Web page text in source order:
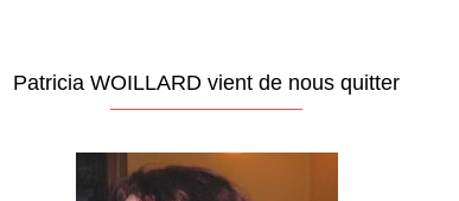
Patricia WOILLARD vient de nous quitter